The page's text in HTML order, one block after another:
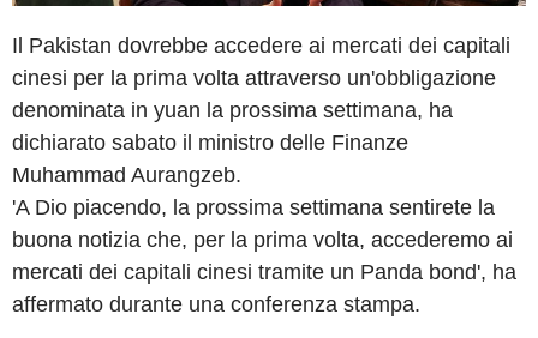
Il Pakistan dovrebbe accedere ai mercati dei capitali
cinesi per la prima volta attraverso un'obbligazione
denominata in yuan la prossima settimana, ha
dichiarato sabato il ministro delle Finanze
Muhammad Aurangzeb.
'A Dio piacendo, la prossima settimana sentirete la
buona notizia che, per la prima volta, accederemo ai
mercati dei capitali cinesi tramite un Panda bond', ha
affermato durante una conferenza stampa.